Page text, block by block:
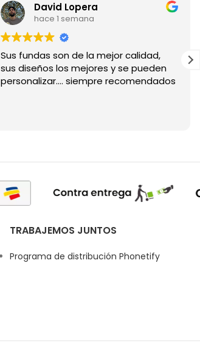
David Lopera
hace 1 semana
Sus fundas son de la mejor calidad,
sus diseños los mejores y se pueden
personalizar.... siempre recomendados
TRABAJEMOS JUNTOS
Programa de distribución Phonetify